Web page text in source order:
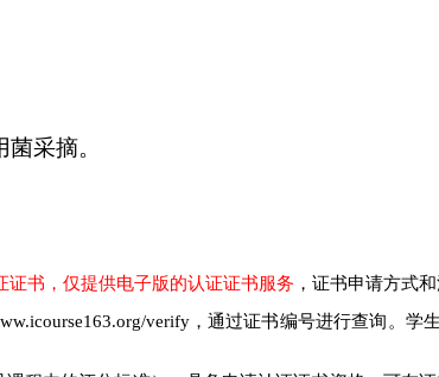
采摘。
证书，仅提供电子版的认证证书服务 ，证书申请方式和
verify，通过证书编号进行查询。学